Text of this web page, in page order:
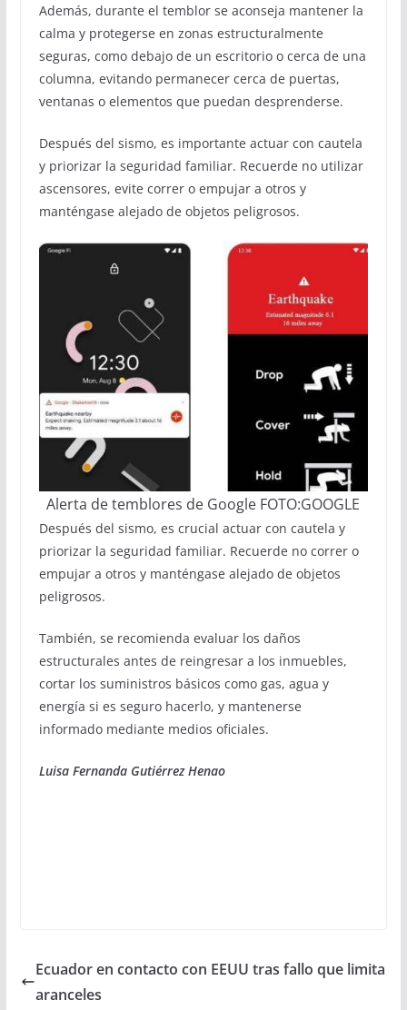
Además, durante el temblor se aconseja mantener la
calma y protegerse en zonas estructuralmente
seguras, como debajo de un escritorio o cerca de una
columna, evitando permanecer cerca de puertas,
ventanas o elementos que puedan desprenderse.
Después del sismo, es importante actuar con cautela
y priorizar la seguridad familiar. Recuerde no utilizar
ascensores, evite correr o empujar a otros y
manténgase alejado de objetos peligrosos.
Alerta de temblores de Google FOTO:GOOGLE
Después del sismo, es crucial actuar con cautela y
priorizar la seguridad familiar. Recuerde no correr o
empujar a otros y manténgase alejado de objetos
peligrosos.
También, se recomienda evaluar los daños
estructurales antes de reingresar a los inmuebles,
cortar los suministros básicos como gas, agua y
energía si es seguro hacerlo, y mantenerse
informado mediante medios oficiales.
Luisa Fernanda Gutiérrez Henao
Ecuador en contacto con EEUU tras fallo que limita
aranceles